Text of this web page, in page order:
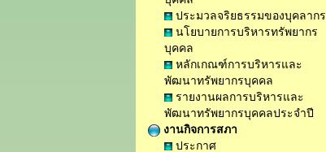
ประมวลจริยธรรมของบุคลากร
นโยบายการบริหารทรัพยากร
บุคคล
หลักเกณฑ์การบริหารและ
พัฒนาทรัพยากรบุคคล
รายงานผลการบริหารและ
พัฒนาทรัพยากรบุคคลประจำปี
งานกิจการสภา
ประกาศ